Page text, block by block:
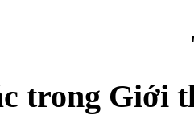
trong Giới